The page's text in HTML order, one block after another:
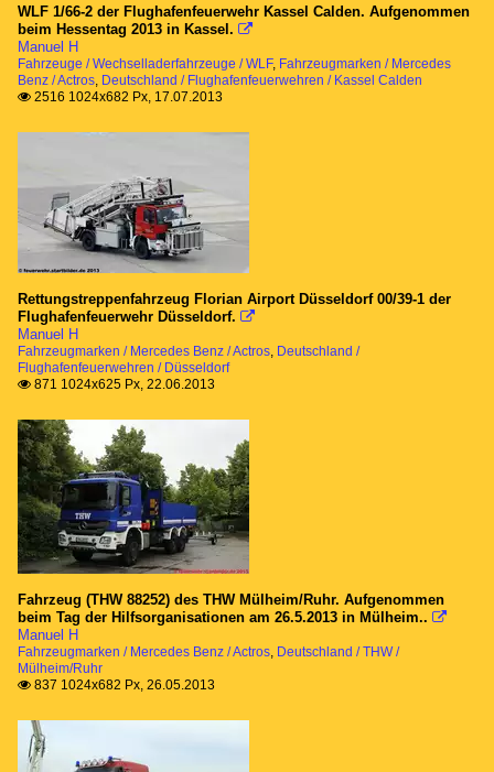
WLF 1/66-2 der Flughafenfeuerwehr Kassel Calden. Aufgenommen
beim Hessentag 2013 in Kassel. 
Manuel H
Fahrzeuge / Wechselladerfahrzeuge / WLF, Fahrzeugmarken / Mercedes
Benz / Actros, Deutschland / Flughafenfeuerwehren / Kassel Calden
 2516 1024x682 Px, 17.07.2013
Rettungstreppenfahrzeug Florian Airport Düsseldorf 00/39-1 der
Flughafenfeuerwehr Düsseldorf. 
Manuel H
Fahrzeugmarken / Mercedes Benz / Actros, Deutschland /
Flughafenfeuerwehren / Düsseldorf
 871 1024x625 Px, 22.06.2013
Fahrzeug (THW 88252) des THW Mülheim/Ruhr. Aufgenommen
beim Tag der Hilfsorganisationen am 26.5.2013 in Mülheim.. 
Manuel H
Fahrzeugmarken / Mercedes Benz / Actros, Deutschland / THW /
Mülheim/Ruhr
 837 1024x682 Px, 26.05.2013